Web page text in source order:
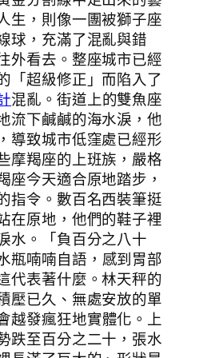
生，則像一團被獅子座
球，充滿了混亂與錯
外看去。整座城市已經
「超級修正」而陷入了
混亂。街道上的雙魚座
流下鹹鹹的海水淚，他
導致城市低窪處已經形
摩羯座的上班族，嚴格
座今天適合原地踏步，
指令。數百名西裝筆挺
在原地，他們的鞋子裡
水。「負百分之八十
瓶喃喃自語，感到胃部
代表著什麼。林天秤的
壓已久、無處安放的單
越發瘋狂地實體化。上
跌至百分之二十，張水